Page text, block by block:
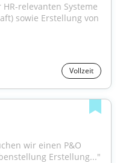
relevanten Systeme
sowie Erstellung von
Vollzeit
Erstellung..."